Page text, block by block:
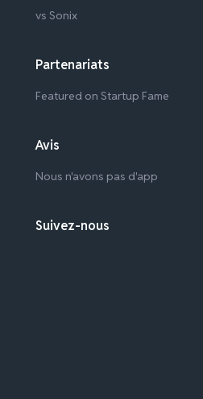
vs Sonix
Partenariats
Featured on Startup Fame
Avis
Nous n'avons pas d'app
Suivez-nous